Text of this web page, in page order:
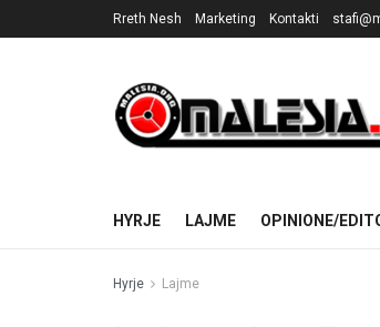
Rreth Nesh Marketing Kontakti
HYRJE LAJME OPINIONE/
Hyrje Lajme